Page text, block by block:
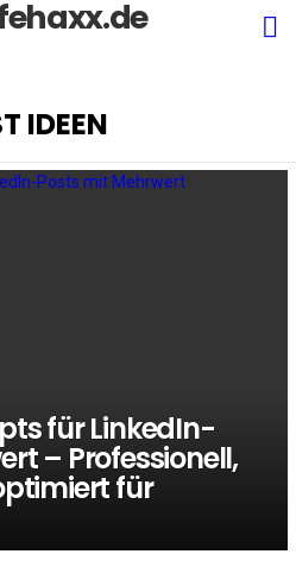
IDEEN
für LinkedIn-
– Professionell,
für